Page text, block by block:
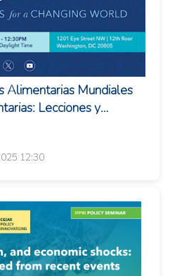
Alimentarias Mundiales
Lecciones y
12:30